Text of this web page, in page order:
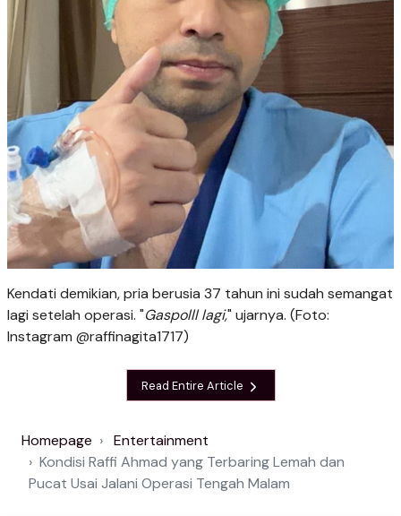
Kendati demikian, pria berusia 37 tahun ini sudah semangat
lagi setelah operasi. "Gaspolll lagi," ujarnya. (Foto:
Instagram @raffinagita1717)
Read Entire Article
Homepage
Entertainment
Kondisi Raffi Ahmad yang Terbaring Lemah dan
Pucat Usai Jalani Operasi Tengah Malam